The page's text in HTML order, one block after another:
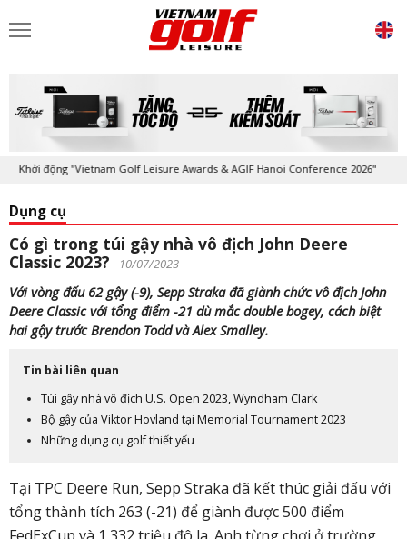
động "Vietnam Golf Leisure Awards & AGIF Hanoi Conference 2026"
Dụng cụ
Có gì trong túi gậy nhà vô địch John Deere
Classic 2023?
10/07/2023
Với vòng đấu 62 gậy (-9), Sepp Straka đã giành chức vô địch John
Deere Classic với tổng điểm -21 dù mắc double bogey, cách biệt
hai gậy trước Brendon Todd và Alex Smalley.
Tin bài liên quan
Túi gậy nhà vô địch U.S. Open 2023, Wyndham Clark
Bộ gậy của Viktor Hovland tại Memorial Tournament 2023
Những dụng cụ golf thiết yếu
Tại TPC Deere Run, Sepp Straka đã kết thúc giải đấu với
tổng thành tích 263 (-21) để giành được 500 điểm